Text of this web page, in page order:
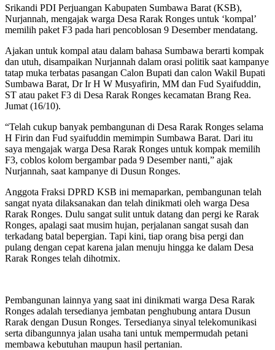
Srikandi PDI Perjuangan Kabupaten Sumbawa Barat (KSB),
Nurjannah, mengajak warga Desa Rarak Ronges untuk ‘kompal’
memilih paket F3 pada hari pencoblosan 9 Desember mendatang.
Ajakan untuk kompal atau dalam bahasa Sumbawa berarti kompak
dan utuh, disampaikan Nurjannah dalam orasi politik saat kampanye
tatap muka terbatas pasangan Calon Bupati dan calon Wakil Bupati
Sumbawa Barat, Dr Ir H W Musyafirin, MM dan Fud Syaifuddin,
ST atau paket F3 di Desa Rarak Ronges kecamatan Brang Rea.
Jumat (16/10).
“Telah cukup banyak pembangunan di Desa Rarak Ronges selama
H Firin dan Fud syaifuddin memimpin Sumbawa Barat. Dari itu
saya mengajak warga Desa Rarak Ronges untuk kompak memilih
F3, coblos kolom bergambar pada 9 Desember nanti,” ajak
Nurjannah, saat kampanye di Dusun Ronges.
Anggota Fraksi DPRD KSB ini memaparkan, pembangunan telah
sangat nyata dilaksanakan dan telah dinikmati oleh warga Desa
Rarak Ronges. Dulu sangat sulit untuk datang dan pergi ke Rarak
Ronges, apalagi saat musim hujan, perjalanan sangat susah dan
terkadang batal bepergian. Tapi kini, tiap orang bisa pergi dan
pulang dengan cepat karena jalan menuju hingga ke dalam Desa
Rarak Ronges telah dihotmix.
Pembangunan lainnya yang saat ini dinikmati warga Desa Rarak
Ronges adalah tersedianya jembatan penghubung antara Dusun
Rarak dengan Dusun Ronges. Tersedianya sinyal telekomunikasi
serta dibangunnya jalan usaha tani untuk mempermudah petani
membawa kebutuhan maupun hasil pertanian.